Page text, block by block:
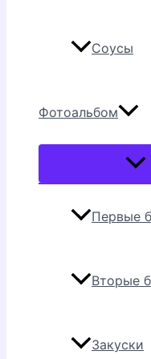
Соусы
Фотоальбом
Первые
Вторые
Закуски